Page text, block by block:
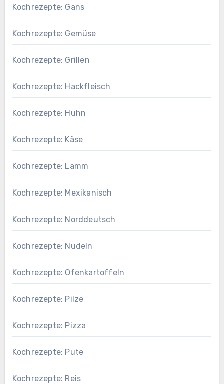
Kochrezepte: Gans
Kochrezepte: Gemüse
Kochrezepte: Grillen
Kochrezepte: Hackfleisch
Kochrezepte: Huhn
Kochrezepte: Käse
Kochrezepte: Lamm
Kochrezepte: Mexikanisch
Kochrezepte: Norddeutsch
Kochrezepte: Nudeln
Kochrezepte: Ofenkartoffeln
Kochrezepte: Pilze
Kochrezepte: Pizza
Kochrezepte: Pute
Kochrezepte: Reis